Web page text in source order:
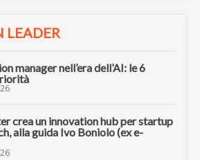
LEADER
manager nell’era dell’AI: le 6
crea un innovation hub per startup
alla guida Ivo Boniolo (ex e-